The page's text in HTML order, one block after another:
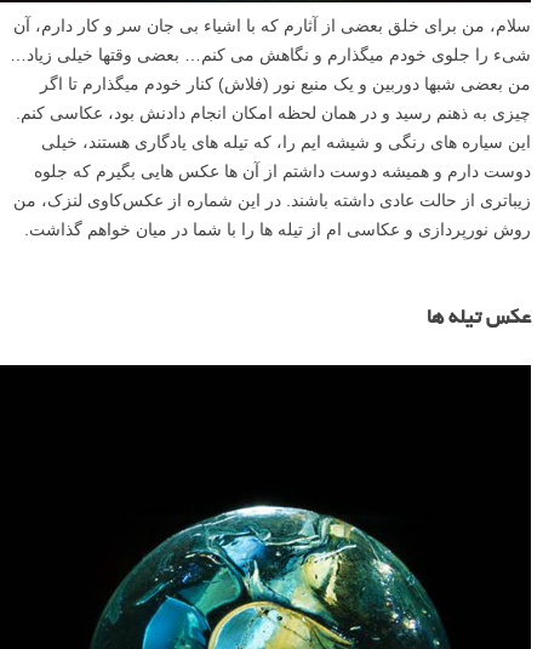
سلام، من برای خلق بعضی از آثارم که با اشیاء بی جان سر و کار دارم، آن
شیء را جلوی خودم میگذارم و نگاهش می کنم… بعضی وقتها خیلی زیاد…
من بعضی شبها دوربین و یک منبع نور (فلاش) کنار خودم میگذارم تا اگر
چیزی به ذهنم رسید و در همان لحظه امکان انجام دادنش بود، عکاسی کنم.
این سیاره های رنگی و شیشه ایم را، که تیله های یادگاری هستند، خیلی
دوست دارم و همیشه دوست داشتم از آن ها عکس هایی بگیرم که جلوه
زیباتری از حالت عادی داشته باشند. در این شماره از عکس‌کاوی لنزک، من
روش نورپردازی و عکاسی ام از تیله ها را با شما در میان خواهم گذاشت.
عکس تیله ها